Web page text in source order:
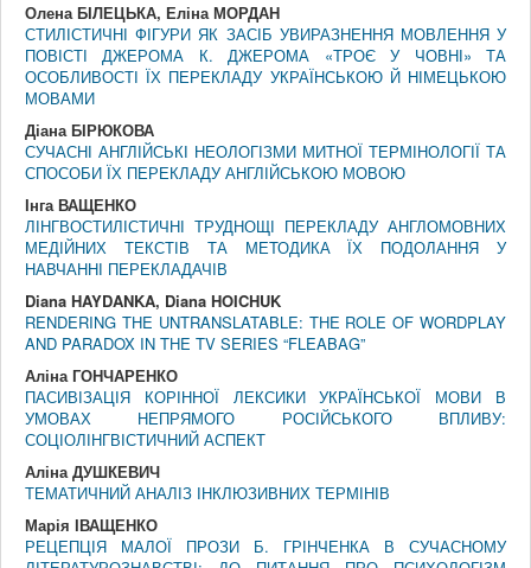
Олена БІЛЕЦЬКА, Еліна МОРДАН
СТИЛІСТИЧНІ ФІГУРИ ЯК ЗАСІБ УВИРАЗНЕННЯ МОВЛЕННЯ У
ПОВІСТІ ДЖЕРОМА К. ДЖЕРОМА «ТРОЄ У ЧОВНІ» ТА
ОСОБЛИВОСТІ ЇХ ПЕРЕКЛАДУ УКРАЇНСЬКОЮ Й НІМЕЦЬКОЮ
МОВАМИ
Діана БІРЮКОВА
СУЧАСНІ АНГЛІЙСЬКІ НЕОЛОГІЗМИ МИТНОЇ ТЕРМІНОЛОГІЇ ТА
СПОСОБИ ЇХ ПЕРЕКЛАДУ АНГЛІЙСЬКОЮ МОВОЮ
Інга ВАЩЕНКО
ЛІНГВОСТИЛІСТИЧНІ ТРУДНОЩІ ПЕРЕКЛАДУ АНГЛОМОВНИХ
МЕДІЙНИХ ТЕКСТІВ ТА МЕТОДИКА ЇХ ПОДОЛАННЯ У
НАВЧАННІ ПЕРЕКЛАДАЧІВ
Diana HAYDANKA, Diana HOICHUK
RENDERING THE UNTRANSLATABLE: THE ROLE OF WORDPLAY
AND PARADOX IN THE TV SERIES “FLEABAG”
Аліна ГОНЧАРЕНКО
ПАСИВІЗАЦІЯ КОРІННОЇ ЛЕКСИКИ УКРАЇНСЬКОЇ МОВИ В
УМОВАХ НЕПРЯМОГО РОСІЙСЬКОГО ВПЛИВУ:
СОЦІОЛІНГВІСТИЧНИЙ АСПЕКТ
Аліна ДУШКЕВИЧ
ТЕМАТИЧНИЙ АНАЛІЗ ІНКЛЮЗИВНИХ ТЕРМІНІВ
Марія ІВАЩЕНКО
РЕЦЕПЦІЯ МАЛОЇ ПРОЗИ Б. ГРІНЧЕНКА В СУЧАСНОМУ